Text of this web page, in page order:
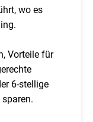
wo es
Vorteile für
6-stellige